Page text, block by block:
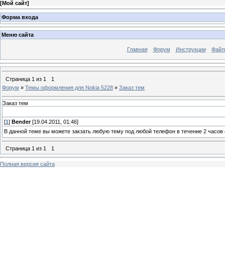
[Мой сайт]
Форма входа
Меню сайта
Главная Форум Инструкции
Страница 1 из 1
1
Форум » Темы оформления для Nokia 5228 » Заказ тем
Заказ тем
[1 ] Bender[19.04.2011, 01:46]
В данной теме вы можете закзать любую тему под любой телефон в течение 2
Страница 1 из 1 1
Полная версия сайта